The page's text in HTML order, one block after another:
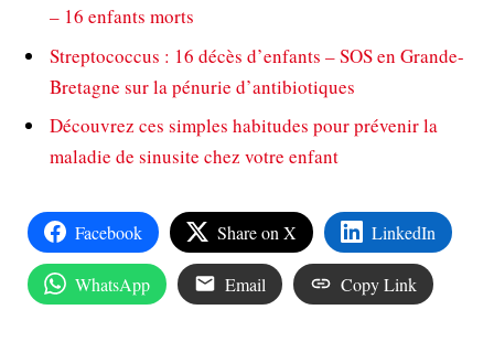
– 16 enfants morts
Streptococcus : 16 décès d’enfants – SOS en Grande-
Bretagne sur la pénurie d’antibiotiques
Découvrez ces simples habitudes pour prévenir la
maladie de sinusite chez votre enfant
Facebook Share on X LinkedIn
WhatsApp Email Copy Link